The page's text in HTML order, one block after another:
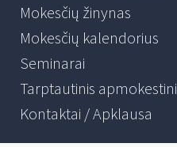
Mokesčių žinynas
Mokesčių kalendorius
Seminarai
Tarptautinis
Kontaktai / Apklausa